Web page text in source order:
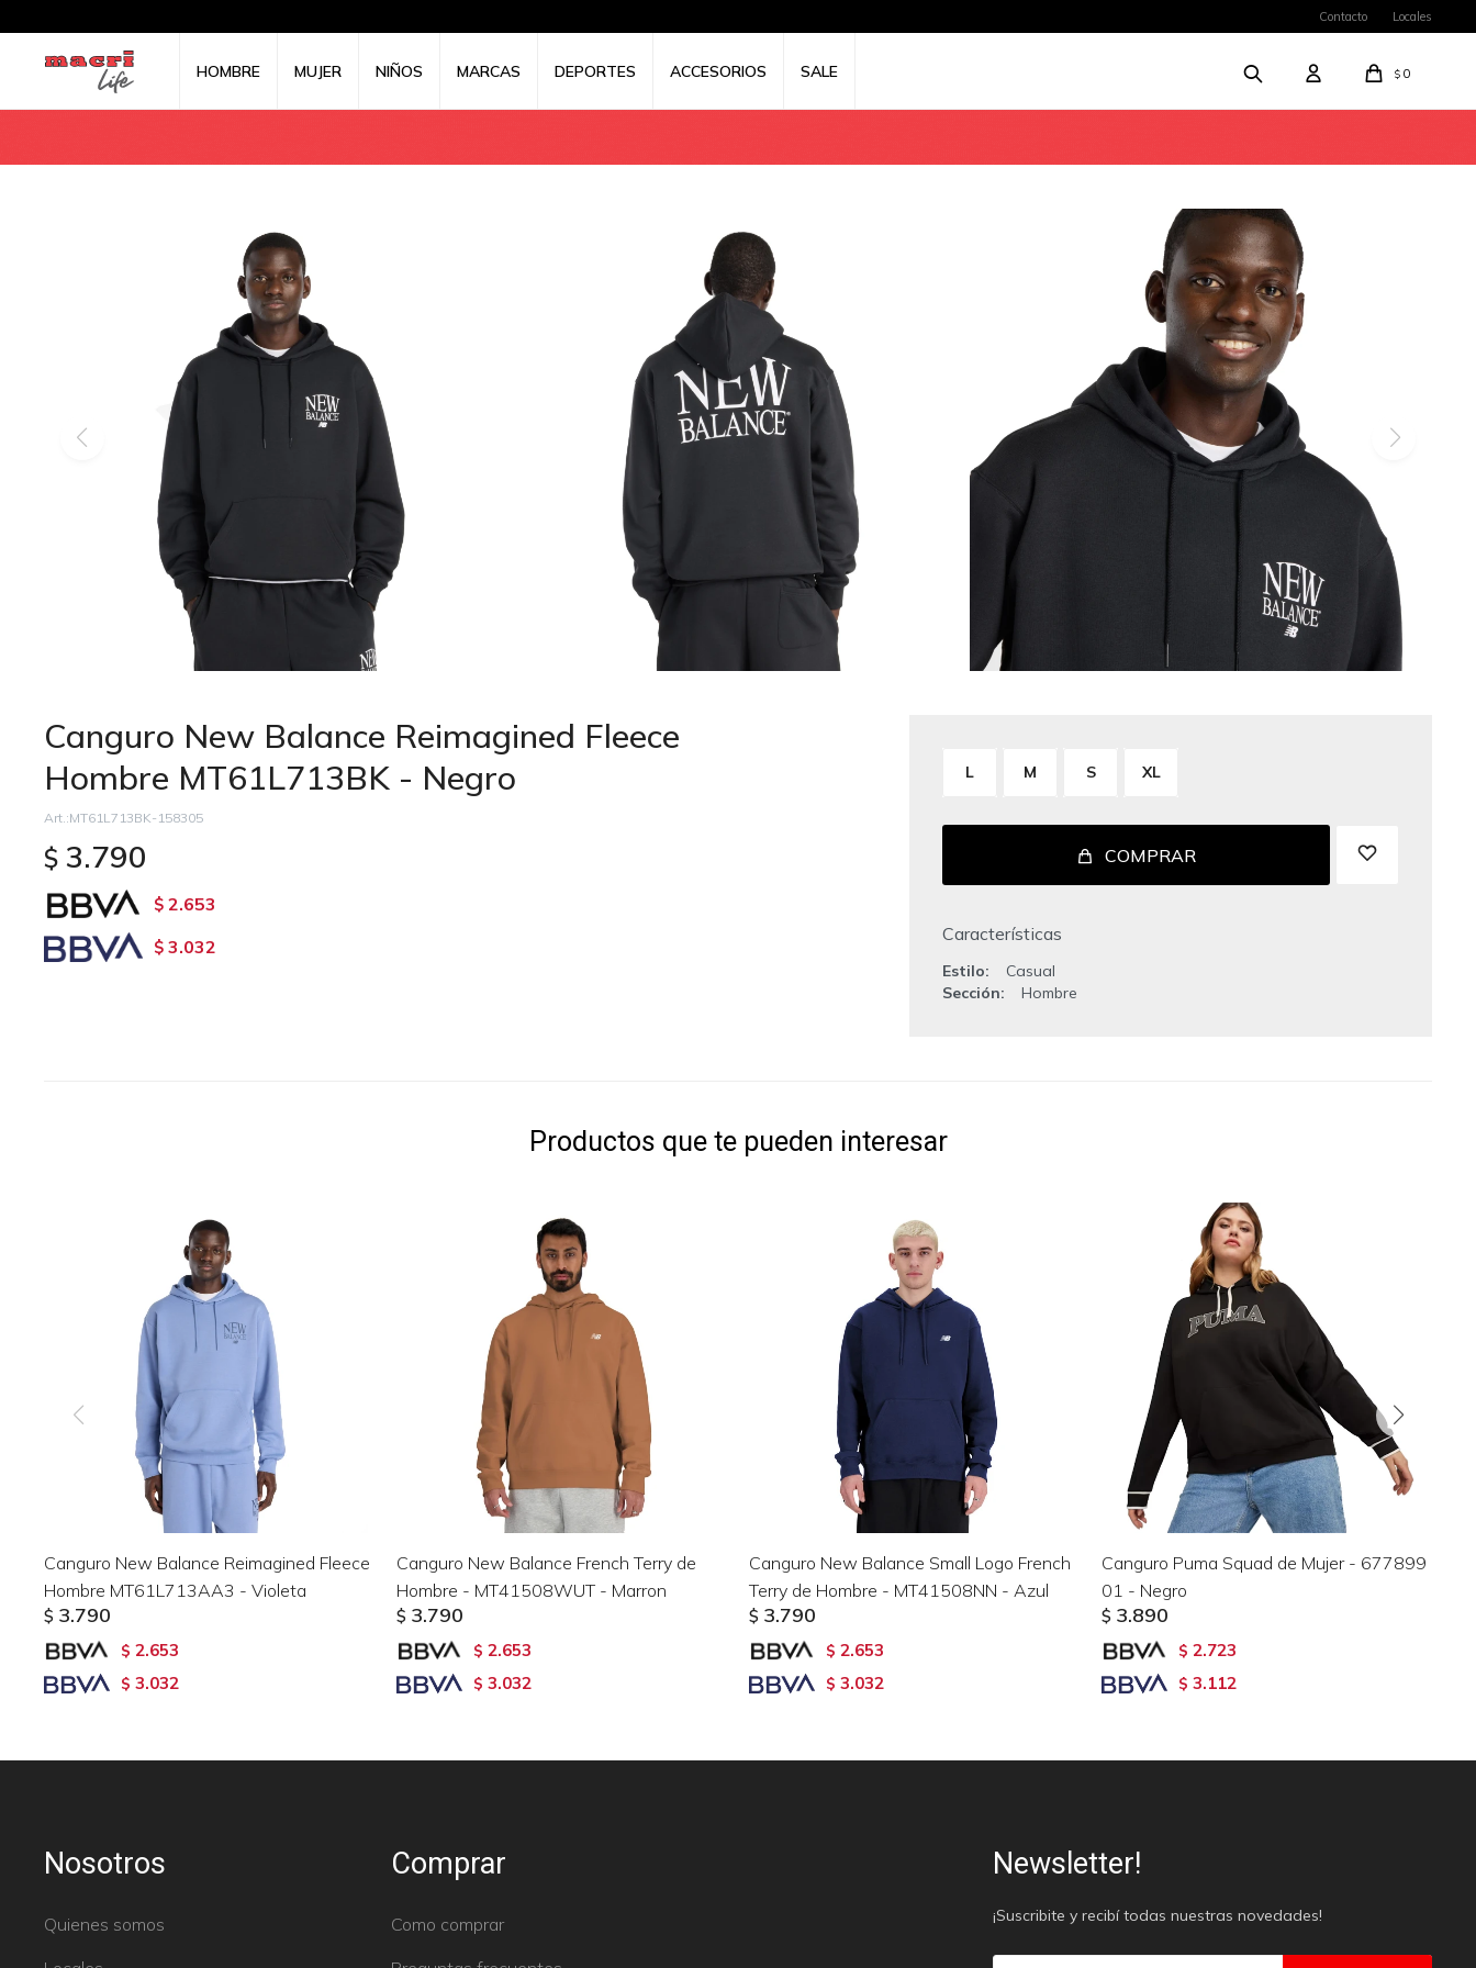
HOMBRE MUJER NIÑOS MARCAS DEPORTES ACCESORIOS SALE $ 0
Contacto Locales
Canguro New Balance Reimagined Fleece
Hombre MT61L713BK - Negro
MT61L713BK-158305
$ 3.790
$ 2.653
$ 3.032
L M S XL
COMPRAR
Características
Estilo
Casual
Sección
Hombre
Productos que te pueden interesar
Canguro New Balance Reimagined Fleece
Hombre MT61L713AA3 - Violeta
$ 3.790
$ 2.653
$ 3.032
Canguro New Balance French Terry de
Hombre - MT41508WUT - Marron
$ 3.790
$ 2.653
$ 3.032
Canguro New Balance Small Logo French
Terry de Hombre - MT41508NN - Azul
$ 3.790
$ 2.653
$ 3.032
Canguro Puma Squad de Mujer - 677899
01 - Negro
$ 3.890
$ 2.723
$ 3.112
Nosotros
Quienes somos
Comprar
Como comprar
Newsletter!
¡Suscribite y recibí todas nuestras novedades!